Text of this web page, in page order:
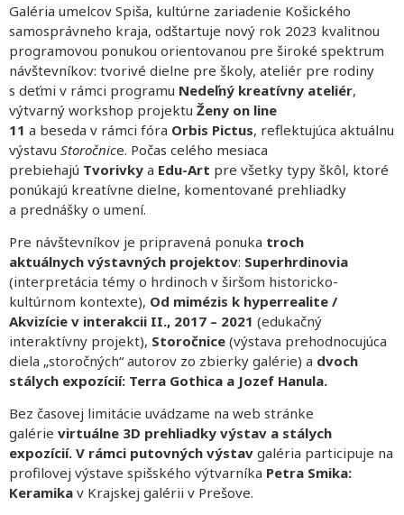
Galéria umelcov Spiša, kultúrne zariadenie Košického
samosprávneho kraja, odštartuje nový rok 2023 kvalitnou
programovou ponukou orientovanou pre široké spektrum
návštevníkov: tvorivé dielne pre školy, ateliér pre rodiny
s deťmi v rámci programu Nedeľný kreatívny ateliér,
výtvarný workshop projektu Ženy on line
11 a beseda v rámci fóra Orbis Pictus, reflektujúca aktuálnu
výstavu Storočnice. Počas celého mesiaca
prebiehajú Tvorivky a Edu-Art pre všetky typy škôl, ktoré
ponúkajú kreatívne dielne, komentované prehliadky
a prednášky o umení.
Pre návštevníkov je pripravená ponuka troch
aktuálnych výstavných projektov: Superhrdinovia
(interpretácia témy o hrdinoch v širšom historicko-
kultúrnom kontexte), Od mimézis k hyperrealite /
Akvizície v interakcii II., 2017 – 2021 (edukačný
interaktívny projekt), Storočnice (výstava prehodnocujúca
diela „storočných“ autorov zo zbierky galérie) a dvoch
stálych expozícií: Terra Gothica a Jozef Hanula.
Bez časovej limitácie uvádzame na web stránke
galérie virtuálne 3D prehliadky výstav a stálych
expozícií. V rámci putovných výstav galéria participuje na
profilovej výstave spišského výtvarníka Petra Smika:
Keramika v Krajskej galérii v Prešove.